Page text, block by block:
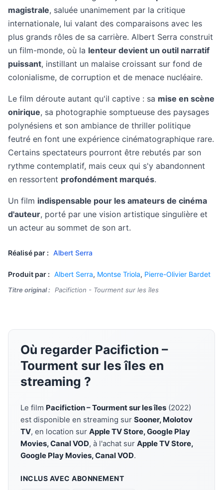
magistrale, saluée unanimement par la critique
internationale, lui valant des comparaisons avec les
plus grands rôles de sa carrière. Albert Serra construit
un film-monde, où la lenteur devient un outil narratif
puissant, instillant un malaise croissant sur fond de
colonialisme, de corruption et de menace nucléaire.
Le film déroute autant qu'il captive : sa mise en scène
onirique, sa photographie somptueuse des paysages
polynésiens et son ambiance de thriller politique
feutré en font une expérience cinématographique rare.
Certains spectateurs pourront être rebutés par son
rythme contemplatif, mais ceux qui s'y abandonnent
en ressortent profondément marqués.
Un film indispensable pour les amateurs de cinéma
d'auteur, porté par une vision artistique singulière et
un acteur au sommet de son art.
Réalisé par : Albert Serra
Produit par : Albert Serra, Montse Triola, Pierre-Olivier Bardet
Titre original : Pacifiction - Tourment sur les îles
Où regarder Pacifiction –
Tourment sur les îles en
streaming ?
Le film Pacifiction – Tourment sur les îles (2022)
est disponible en streaming sur Sooner, Molotov
TV, en location sur Apple TV Store, Google Play
Movies, Canal VOD, à l'achat sur Apple TV Store,
Google Play Movies, Canal VOD.
INCLUS AVEC ABONNEMENT